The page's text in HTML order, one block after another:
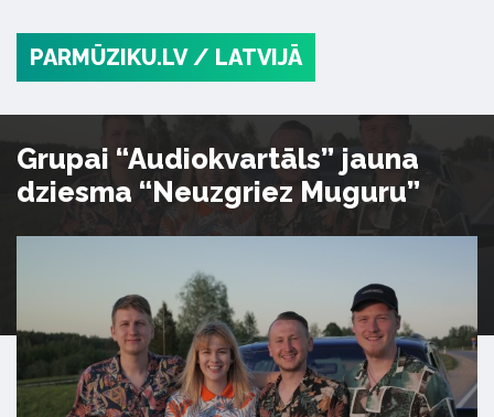
PARMŪZIKU.LV / LATVIJĀ
Grupai “Audiokvartāls” jauna
dziesma “Neuzgriez Muguru”